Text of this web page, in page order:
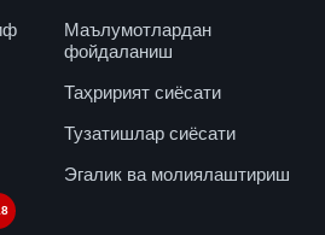
Маълумотлардан
фойдаланиш
Таҳририят сиёсати
Тузатишлар сиёсати
Эгалик ва молиялаштириш